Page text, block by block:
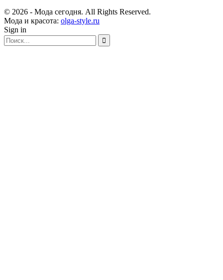
© 2026 - Мода сегодня. All Rights Reserved.
Мода и красота: olga-style.ru
Sign in